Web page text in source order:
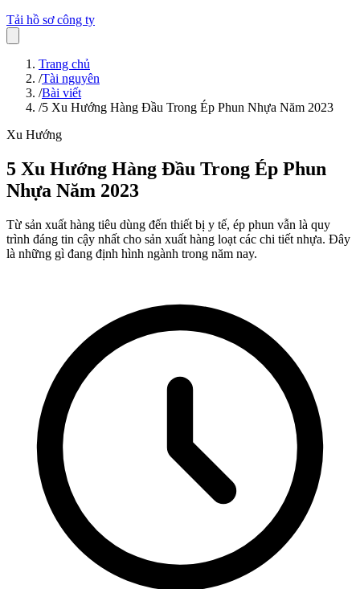
Tải hồ sơ công ty
Trang chủ
/Tài nguyên
/Bài viết
/5 Xu Hướng Hàng Đầu Trong Ép Phun Nhựa Năm 2023
Xu Hướng
5 Xu Hướng Hàng Đầu Trong Ép Phun
Nhựa Năm 2023
Từ sản xuất hàng tiêu dùng đến thiết bị y tế, ép phun vẫn là quy
trình đáng tin cậy nhất cho sản xuất hàng loạt các chi tiết nhựa. Đây
là những gì đang định hình ngành trong năm nay.